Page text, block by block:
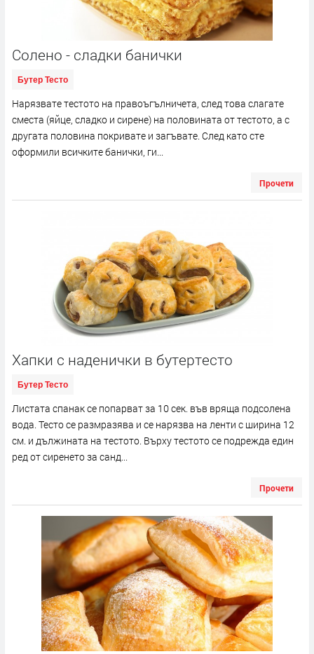
Солено - сладки банички
Бутер Тесто
Нарязвате тестото на правоъгълничета, след това слагате
сместа (яйце, сладко и сирене) на половината от тестото, а с
другата половина покривате и загъвате. След като сте
оформили всичките банички, ги...
Прочети
Хапки с наденички в бутертесто
Бутер Тесто
Листата спанак се попарват за 10 сек. във вряща подсолена
вода. Тесто се размразява и се нарязва на ленти с ширина 12
см. и дължината на тестото. Върху тестото се подрежда един
ред от сиренето за санд...
Прочети